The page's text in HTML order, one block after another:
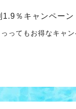
％キャンペーン
ってもお得なキャ